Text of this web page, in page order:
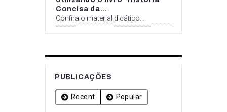
Concisa da...
Confira o material didático...
PUBLICAÇÕES
Recent Popular